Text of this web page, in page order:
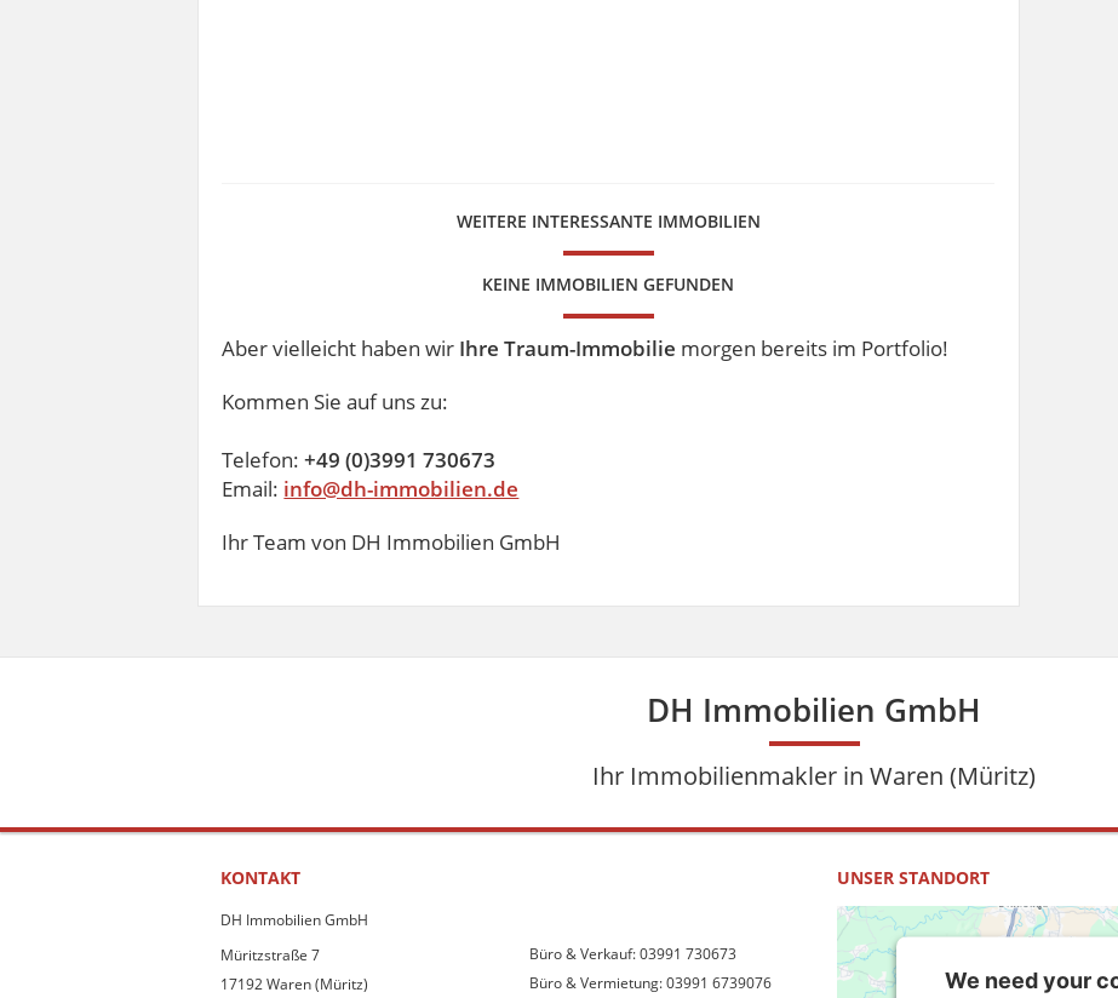
WEITERE INTERESSANTE IMMOBILIEN
KEINE IMMOBILIEN GEFUNDEN
Aber vielleicht haben wir Ihre Traum-Immobilie morgen bereits im Portfolio!
Kommen Sie auf uns zu:
Telefon:+49 (0)3991 730673
Email: info@dh-immobilien.de
Ihr Team von DH Immobilien GmbH
DH Immobilien GmbH
Ihr Immobilienmakler in Waren (Müritz)
KONTAKT
DH Immobilien GmbH
Müritzstraße 7
17192 Waren (Müritz)
Büro & Verkauf: 03991 730673
Büro & Vermietung: 03991 6739076
UNSER STANDORT
We need your